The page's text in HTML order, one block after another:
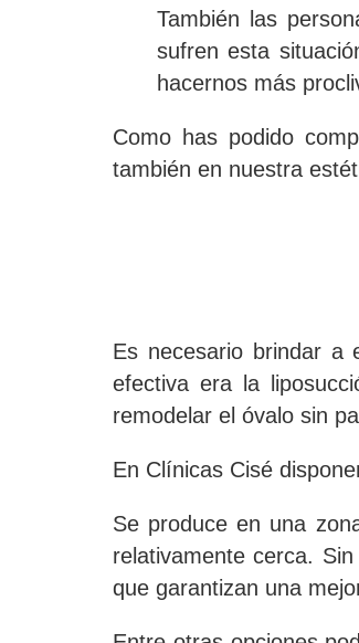
También las
sufren esta
hacernos más
Como has podido
también en nuestra
Es necesario brindar a
efectiva era la
remodelar el óvalo sin
En Clínicas Cisé
Se produce en una
relativamente cerca.
que garantizan una